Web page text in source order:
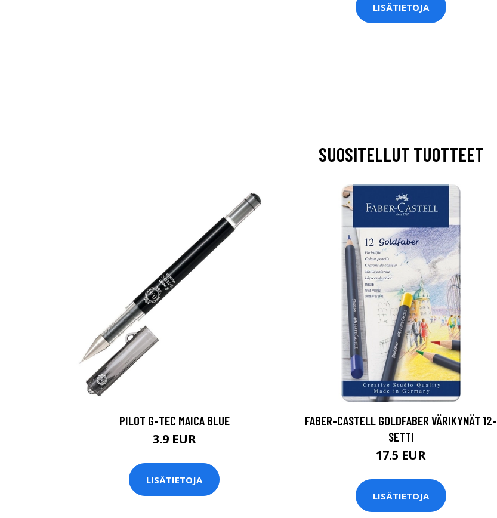
LISÄTIETOJA
SUOSITELLUT TUOTTEET
PILOT G-TEC MAICA BLUE
3.9 EUR
LISÄTIETOJA
FABER-CASTELL GOLDFABER VÄRIKYNÄT 12-
SETTI
17.5 EUR
LISÄTIETOJA